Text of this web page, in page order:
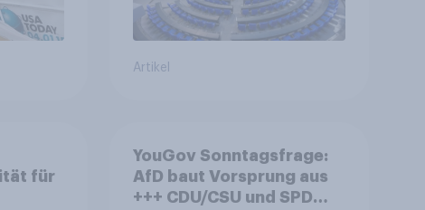
Artikel
für
YouGov Sonntagsfrage:
AfD baut Vorsprung aus
+++ CDU/CSU und SPD